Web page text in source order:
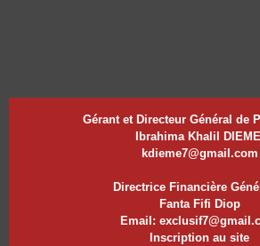
Gérant et Directeur Général de
Ibrahima Khalil
kdieme7@gmail.com
Directrice Financière
Fanta Fifi Diop
Email:
Inscription au site